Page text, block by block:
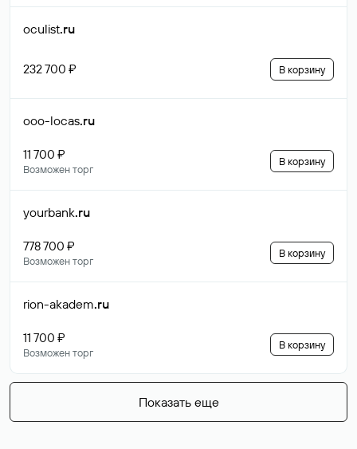
oculist.ru
232 700 ₽ В корзину
ooo-locas.ru
11 700 ₽
Возможен торг
В корзину
yourbank.ru
778 700 ₽
Возможен торг
В корзину
rion-akadem.ru
11 700 ₽
Возможен торг
В корзину
Показать еще